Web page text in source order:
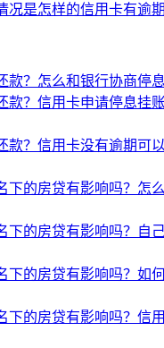
况是怎样的信用卡有逾
款？怎么和银行协商停息
款？信用卡申请停息挂
款？信用卡没有逾期可
下的房贷有影响吗？怎
下的房贷有影响吗？自
下的房贷有影响吗？如
下的房贷有影响吗？信